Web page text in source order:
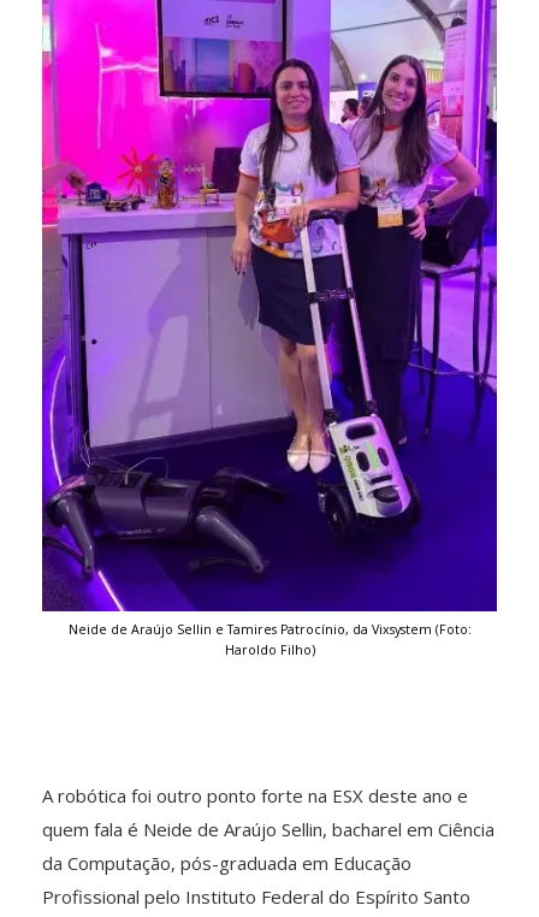
Neide de Araújo Sellin e Tamires Patrocínio, da Vixsystem (Foto:
Haroldo Filho)
A robótica foi outro ponto forte na ESX deste ano e
quem fala é Neide de Araújo Sellin, bacharel em Ciência
da Computação, pós-graduada em Educação
Profissional pelo Instituto Federal do Espírito Santo